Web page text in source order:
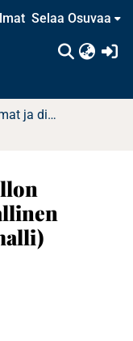
Selaa Osuvaa
Pro gradu -tutkielmat ja diplomityöt (rajattu saatavuus)